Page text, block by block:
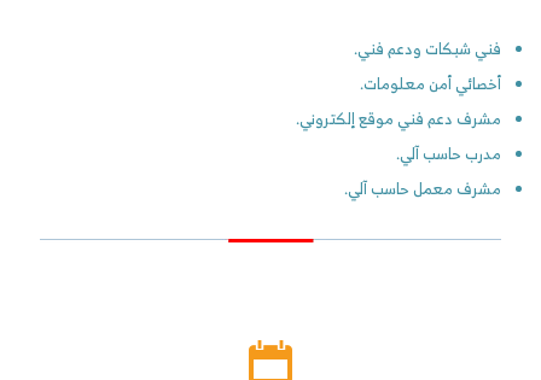
فني شبكات ودعم فني.
أخصائي أمن معلومات.
مشرف دعم فني موقع إلكتروني.
مدرب حاسب آلي.
مشرف معمل حاسب آلي.